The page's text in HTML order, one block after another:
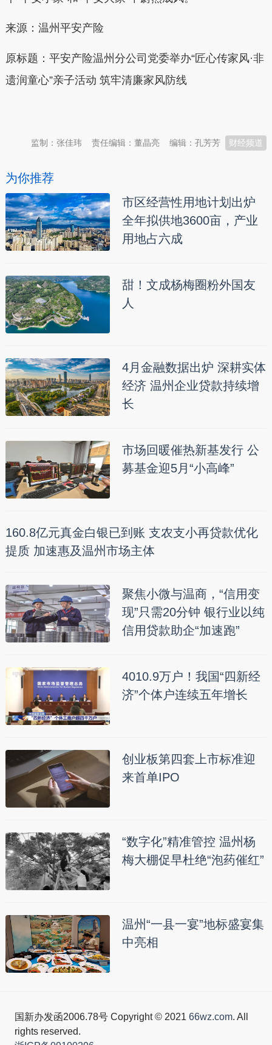
来源：温州平安产险
原标题：平安产险温州分公司党委举办“匠心传家风·非
遗润童心”亲子活动 筑牢清廉家风防线
财经频道
编辑：孔芳芳
责任编辑：董晶亮
监制：张佳玮
为你推荐
市区经营性用地计划出炉
全年拟供地3600亩，产业
用地占六成
甜！文成杨梅圈粉外国友
人
4月金融数据出炉 深耕实体
经济 温州企业贷款持续增
长
市场回暖催热新基发行 公
募基金迎5月“小高峰”
160.8亿元真金白银已到账 支农支小再贷款优化
提质 加速惠及温州市场主体
聚焦小微与温商，“信用变
现”只需20分钟 银行业以纯
信用贷款助企“加速跑”
4010.9万户！我国“四新经
济”个体户连续五年增长
创业板第四套上市标准迎
来首单IPO
“数字化”精准管控 温州杨
梅大棚促早杜绝“泡药催红”
温州“一县一宴”地标盛宴集
中亮相
国新办发函2006.78号 Copyright © 2021 66wz.com. All
rights reserved.